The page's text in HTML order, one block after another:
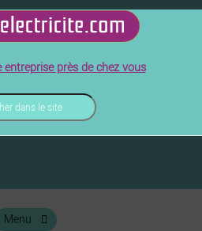
près de chez vous
Menu